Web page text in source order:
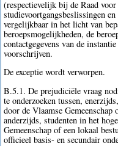
(respectievelijk bij de Raad
studievoortgangsbeslissingen
vergelijkbaar in het licht van
beroepsmogelijkheden, de
contactgegevens van de
voorschrijven.
De exceptie wordt verworpen.
B.5.1. De prejudiciële vraag
te onderzoeken tussen,
door de Vlaamse
anderzijds, studenten in het
Gemeenschap of een lokaal
officieel basis- en secundair